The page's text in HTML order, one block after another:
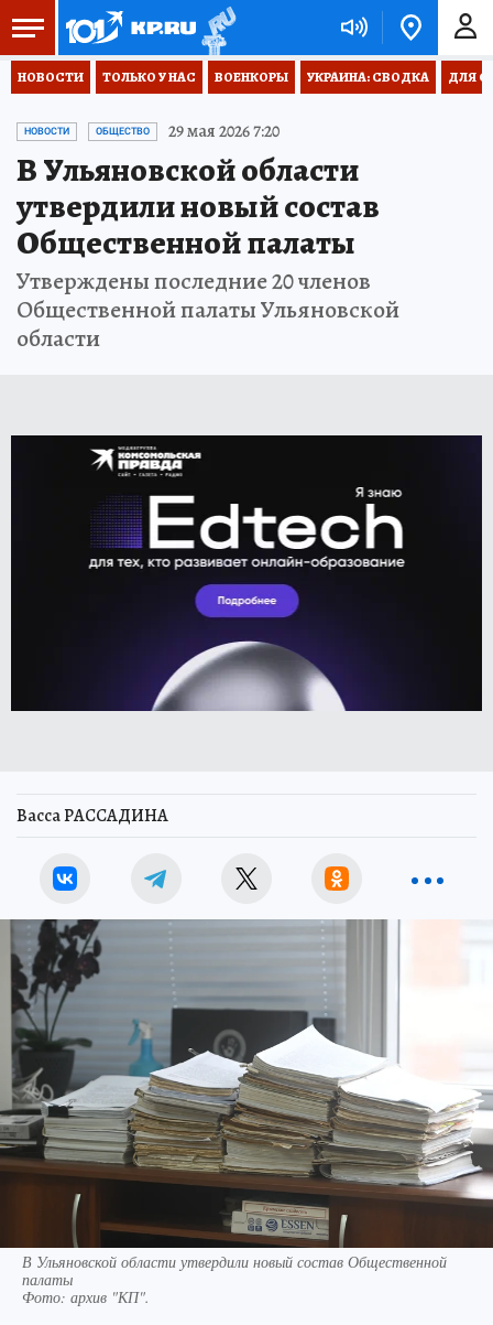
НОВОСТИ ТОЛЬКО У НАС ВОЕНКОРЫ УКРАИНА: СВОДКА ДЛЯ
НОВОСТИ ОБЩЕСТВО 29 мая 2026 7:20
В Ульяновской области
утвердили новый состав
Общественной палаты
Утверждены последние 20 членов
Общественной палаты Ульяновской
области
Васса РАССАДИНА
В Ульяновской области утвердили новый состав Общественной
палаты
Фото: архив "КП".